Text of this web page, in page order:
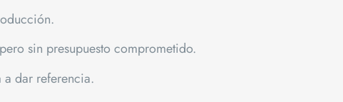
sin presupuesto comprometido.
dar referencia.